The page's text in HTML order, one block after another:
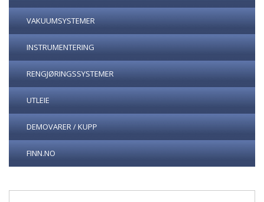
VAKUUMSYSTEMER
INSTRUMENTERING
RENGJØRINGSSYSTEMER
UTLEIE
DEMOVARER / KUPP
FINN.NO